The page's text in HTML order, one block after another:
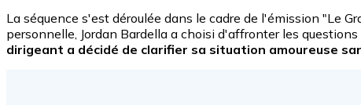
La séquence s'est déroulée dans le cadre de l'émission "Le
personnelle, Jordan Bardella a choisi d'affronter les
dirigeant a décidé de clarifier sa situation amoureuse